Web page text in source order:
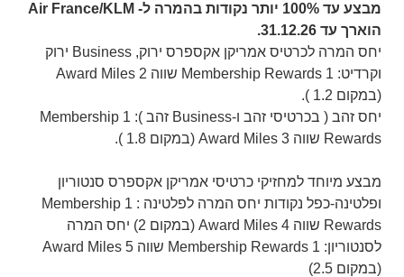
מבצע עד 100% יותר נקודות בהמרה ל- Air France/KLM
הוארך עד 31.12.26.
יחס המרה לכרטיס אמריקן אקספרס ירוק, Business ירוק
וקרדיט: 1 Membership Rewards שווה 2 Award Miles
(במקום 1.2 ).
יחס זהב ( בכרטיסי זהב ו-Business זהב ): 1 Membership
Rewards שווה 3 Award Miles (במקום 1.8 ).
מבצע מיוחד למחזיקי כרטיסי אמריקן אקספרס סנטוריון
ופלטינה-כפל נקודות יחס המרה לפלטינה : 1 Membership
Rewards שווה 4 Award Miles (במקום 2) יחס המרה
לסנטוריון: 1 Membership Rewards שווה 5 Award Miles
(במקום 2.5)